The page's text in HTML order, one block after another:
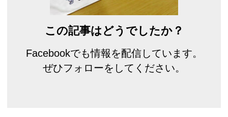
この記事はどうでしたか？
Facebookでも情報を配信しています。
ぜひフォローをしてください。